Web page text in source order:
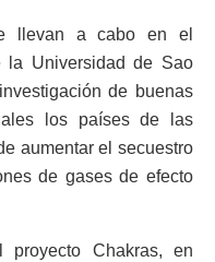
llevan a cabo en el
la Universidad de Sao
de buenas
los países de las
aumentar el secuestro
de gases de efecto
Chakras, en